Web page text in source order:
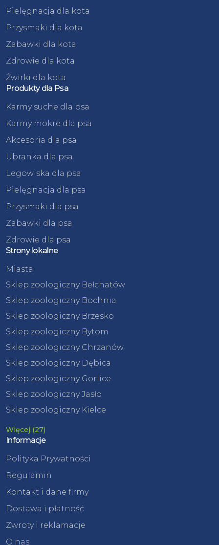
Pielęgnacja dla kota
Przysmaki dla kota
Zabawki dla kota
Zdrowie dla kota
Żwirki dla kota
Produkty dla Psa
Karmy suche dla psa
Karmy mokre dla psa
Akcesoria dla psa
Ubranka dla psa
Legowiska dla psa
Pielęgnacja dla psa
Przysmaki dla psa
Zabawki dla psa
Zdrowie dla psa
Strony lokalne
Miasta
Sklep zoologiczny Bełchatów
Sklep zoologiczny Bochnia
Sklep zoologiczny Brzesko
Sklep zoologiczny Bytom
Sklep zoologiczny Chrzanów
Sklep zoologiczny Dębica
Sklep zoologiczny Gorlice
Sklep zoologiczny Jasło
Sklep zoologiczny Kielce
Więcej (27)
Informacje
Polityka Prywatności
Regulamin
Kontakt i dane firmy
Dostawa i płatność
Zwroty i reklamacje
O nas